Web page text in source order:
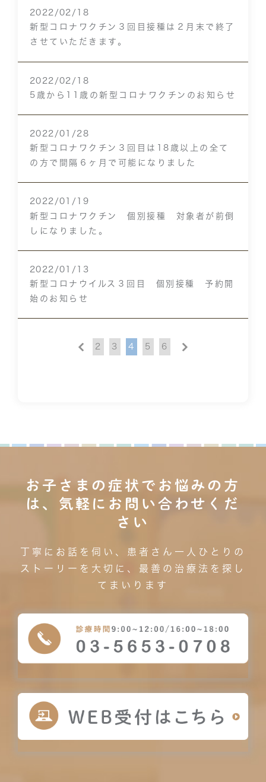
2022/02/18
新型コロナワクチン３回目接種は２月末で終了
させていただきます。
2022/02/18
5歳から11歳の新型コロナワクチンのお知らせ
2022/01/28
新型コロナワクチン３回目は18歳以上の全て
の方で間隔６ヶ月で可能になりました
2022/01/19
新型コロナワクチン 個別接種 対象者が前倒
しになりました。
2022/01/13
新型コロナウイルス３回目 個別接種 予約開
始のお知らせ
2 3 4 5 6
お子さまの症状でお悩みの方
は、気軽にお問い合わせくだ
さい
丁寧にお話を伺い、患者さん一人ひとりの
ストーリーを大切に、最善の治療法を探し
てまいります